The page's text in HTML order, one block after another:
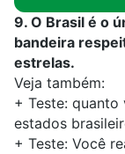
9. O Brasil é o
bandeira
estrelas.
Veja também:
+ Teste: quanto
estados
+ Teste: Você